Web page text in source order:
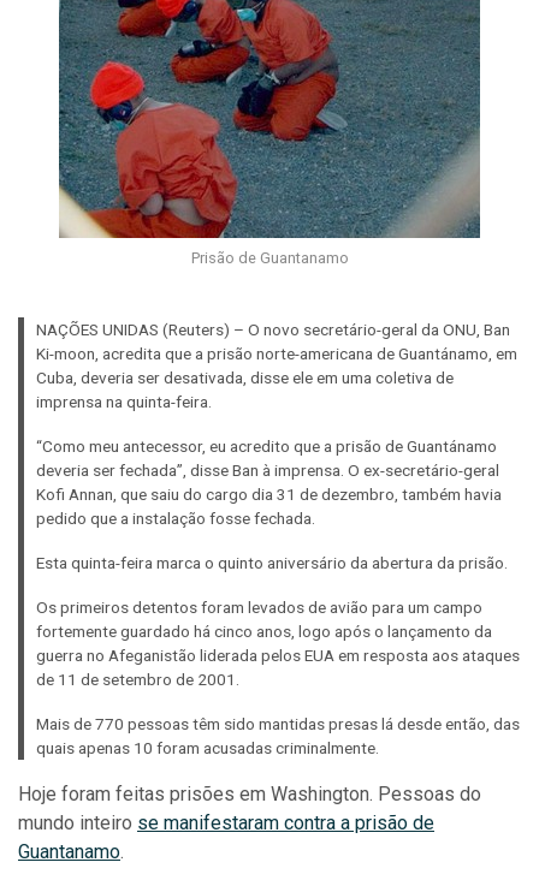
Prisão de Guantanamo
NAÇÕES UNIDAS (Reuters) – O novo secretário-geral da ONU, Ban
Ki-moon, acredita que a prisão norte-americana de Guantánamo, em
Cuba, deveria ser desativada, disse ele em uma coletiva de
imprensa na quinta-feira.
“Como meu antecessor, eu acredito que a prisão de Guantánamo
deveria ser fechada”, disse Ban à imprensa. O ex-secretário-geral
Kofi Annan, que saiu do cargo dia 31 de dezembro, também havia
pedido que a instalação fosse fechada.
Esta quinta-feira marca o quinto aniversário da abertura da prisão.
Os primeiros detentos foram levados de avião para um campo
fortemente guardado há cinco anos, logo após o lançamento da
guerra no Afeganistão liderada pelos EUA em resposta aos ataques
de 11 de setembro de 2001.
Mais de 770 pessoas têm sido mantidas presas lá desde então, das
quais apenas 10 foram acusadas criminalmente.
Hoje foram feitas prisões em Washington. Pessoas do
mundo inteiro se manifestaram contra a prisão de
Guantanamo.